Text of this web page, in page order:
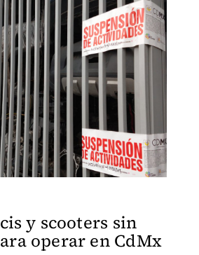
y scooters sin
operar en CdMx